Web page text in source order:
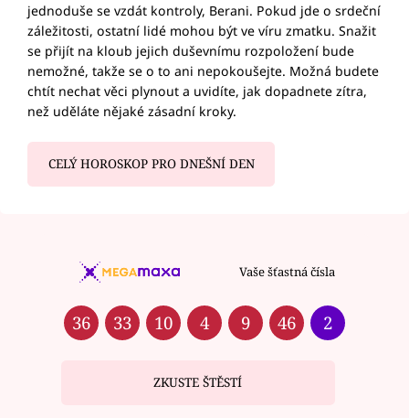
jednoduše se vzdát kontroly, Berani. Pokud jde o srdeční
záležitosti, ostatní lidé mohou být ve víru zmatku. Snažit
se přijít na kloub jejich duševnímu rozpoložení bude
nemožné, takže se o to ani nepokoušejte. Možná budete
chtít nechat věci plynout a uvidíte, jak dopadnete zítra,
než uděláte nějaké zásadní kroky.
CELÝ HOROSKOP PRO DNEŠNÍ DEN
Vaše šťastná čísla
36 33 10 4 9 46 2
ZKUSTE ŠTĚSTÍ